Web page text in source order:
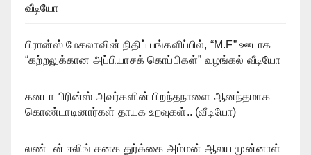
வீடியோ
பிரான்ஸ் மேகலாவின் நிதிப் பங்களிப்பில், “M.F” ஊடாக
“கற்றலுக்கான அப்பியாசக் கொப்பிகள்” வழங்கல் வீடியோ
கனடா பிரின்ஸ் அவர்களின் பிறந்தநாளை ஆனந்தமாக
கொண்டாடினார்கள் தாயக உறவுகள்.. (வீடியோ)
லண்டன் ஈலிங் கனக துர்க்கை அம்மன் ஆலய முன்னாள்